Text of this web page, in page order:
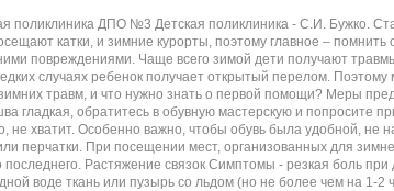
ДПО №3 Детская поликлиника - С.И. Бужко.
катки, и зимние курорты, поэтому главное –
повреждениями. Чаще всего зимой дети получают
случаях ребенок получает открытый перелом.
травм, и что нужно знать о первой помощи? Меры
гладкая, обратитесь в обувную мастерскую и
не хватит. Особенно важно, чтобы обувь была удобной,
перчатки. При посещении мест, организованных для
Растяжение связок Симптомы - резкая боль
воде ткань или пузырь со льдом (но не более чем на